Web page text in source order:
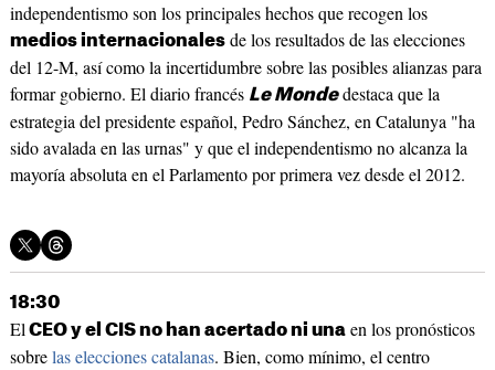
independentismo son los principales hechos que recogen los
medios internacionalesde los resultados de las elecciones
del 12-M, así como la incertidumbre sobre las posibles alianzas para
formar gobierno. El diario francés Le Mondedestaca que la
estrategia del presidente español, Pedro Sánchez, en Catalunya "ha
sido avalada en las urnas" y que el independentismo no alcanza la
mayoría absoluta en el Parlamento por primera vez desde el 2012.
18:30
​​​​​ElCEO y el CIS no han acertado ni unaen los pronósticos
sobrelas elecciones catalanas. Bien, como mínimo, el centro